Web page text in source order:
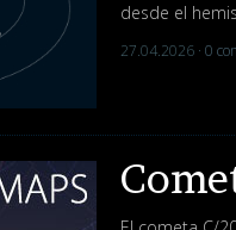
desde el
27.04.2026 · 0